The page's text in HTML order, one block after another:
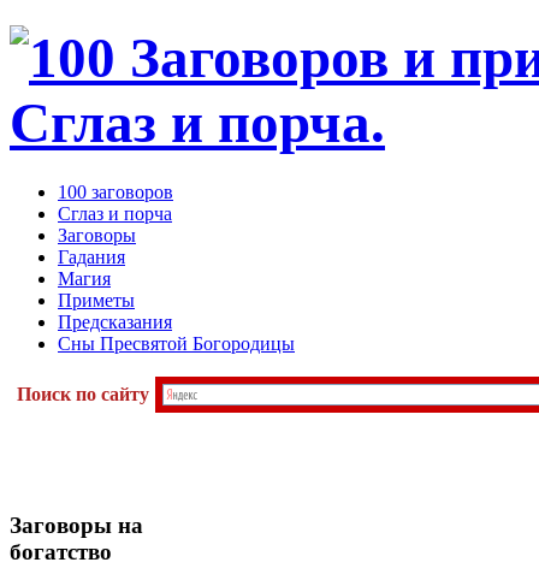
100 заговоров
Сглаз и порча
Заговоры
Гадания
Магия
Приметы
Предсказания
Сны Пресвятой Богородицы
Поиск по сайту
Заговоры на
богатство